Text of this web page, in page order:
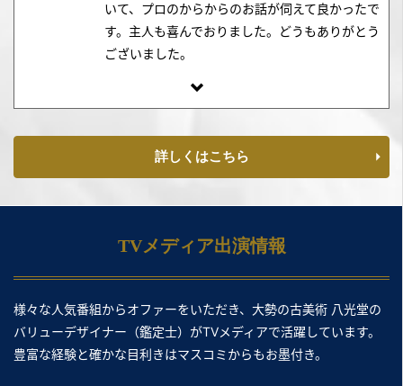
いて、プロのからからのお話が伺えて良かったで
す。主人も喜んでおりました。どうもありがとう
ございました。
詳しくはこちら
TVメディア出演情報
様々な人気番組からオファーをいただき、大勢の古美術 八光堂の
バリューデザイナー（鑑定士）がTVメディアで活躍しています。
豊富な経験と確かな目利きはマスコミからもお墨付き。